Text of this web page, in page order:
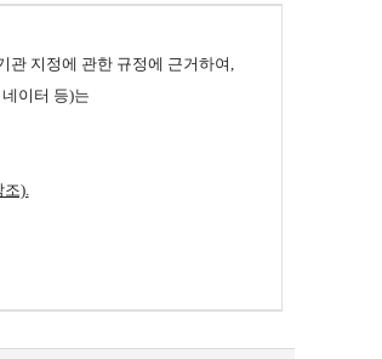
관 지정에 관한 규정에 근거하여,
이터 등)는
조).